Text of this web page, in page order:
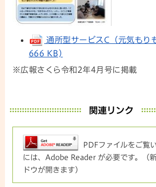
通所型サービスC（元気もり
666 KB)
※広報さくら令和2年4月号に掲載
関連リンク
PDFファイルをご覧
には、Adobe Reader が必要です。（
ドウが開きます）